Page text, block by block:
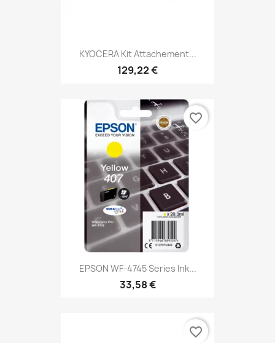
KYOCERA Kit Attachement...
129,22 €
EPSON WF-4745 Series Ink...
33,58 €
favorite_border
favorite_border